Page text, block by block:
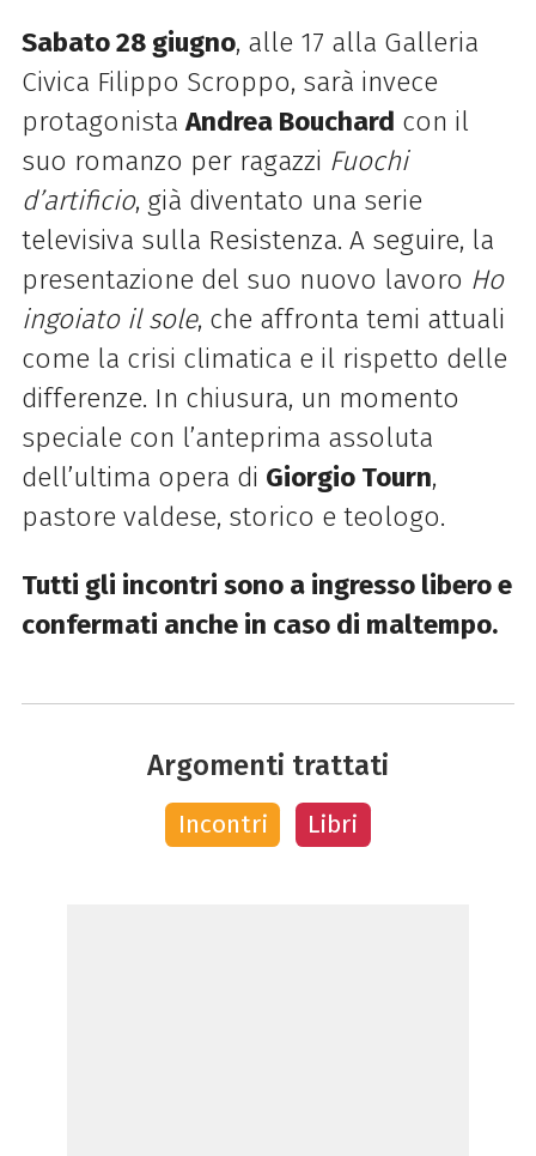
Sabato 28 giugno, alle 17 alla Galleria
Civica Filippo Scroppo, sarà invece
protagonistaAndrea Bouchard con il
suo romanzo per ragazzi Fuochi
d’artificio, già diventato una serie
televisiva sulla Resistenza. A seguire, la
presentazione del suo nuovo lavoro Ho
ingoiato il sole, che affronta temi attuali
come la crisi climatica e il rispetto delle
differenze. In chiusura, un momento
speciale con l’anteprima assoluta
dell’ultima opera di Giorgio Tourn,
pastore valdese, storico e teologo.
Tutti gli incontri sono a ingresso libero e
confermati anche in caso di maltempo.
Argomenti trattati
Incontri Libri